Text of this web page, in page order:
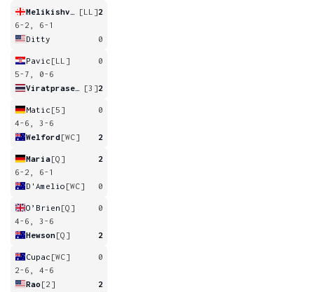
[LL]2
6-2, 6-1
Ditty
0
Pavic [LL]
0
5-7, 0-6
[3]2
Matic [5]
0
4-6, 3-6
Welford[WC] 2
Maria[Q]
2
6-2, 6-1
D'Amelio [WC] 0
O’Brien [Q]
0
4-6, 3-6
Hewson[Q] 2
Cupac [WC]
0
2-6, 4-6
Rao [2] 2